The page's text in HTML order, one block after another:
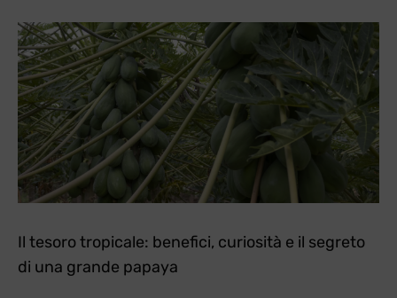
Il tesoro tropicale: benefici, curiosità e il segreto
di una grande papaya